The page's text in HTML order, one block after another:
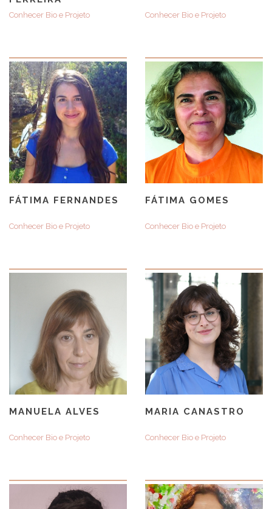
Conhecer Bio e Projeto Conhecer Bio e Projeto
FÁTIMA FERNANDES
Conhecer Bio e Projeto
FÁTIMA GOMES
Conhecer Bio e Projeto
MANUELA ALVES
Conhecer Bio e Projeto
MARIA CANASTRO
Conhecer Bio e Projeto